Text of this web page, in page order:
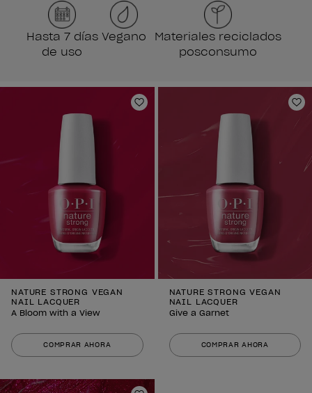
Hasta 7 días
de uso
Vegano
Materiales reciclados
posconsumo
Añadir a la lista de deseos
NATURE STRONG VEGAN
NAIL LACQUER
A Bloom with a View
COMPRAR AHORA
NATURE STRONG VEGAN
NAIL LACQUER
Give a Garnet
COMPRAR AHORA